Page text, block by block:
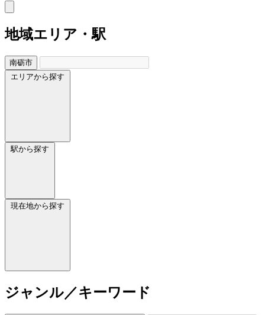
地域エリア・駅
南砺市
エリアから探す
駅から探す
現在地から探す
ジャンル／キーワード